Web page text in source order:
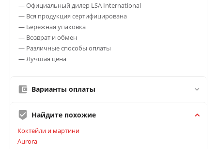
— Официальный дилер LSA International
— Вся продукция сертифицирована
— Бережная упаковка
— Возврат и обмен
— Различные способы оплаты
— Лучшая цена
Варианты оплаты
Найдите похожие
Коктейли и мартини
Aurora